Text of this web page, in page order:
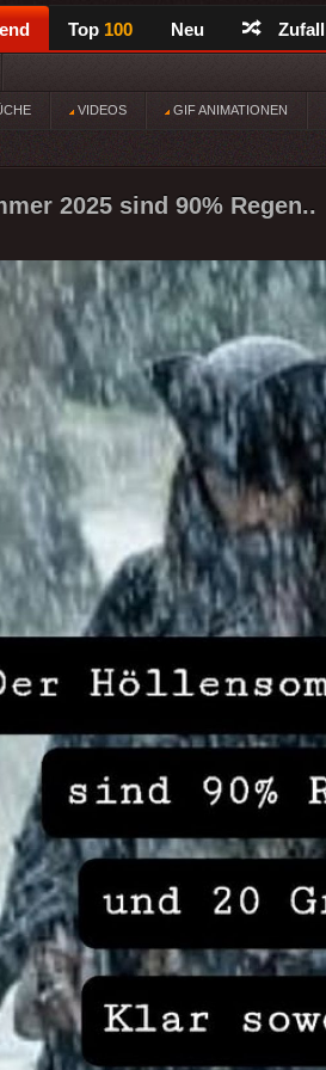
Top 100 Neu Zufall
VIDEOS GIF ANIMATIONEN
2025 sind 90% Regen..